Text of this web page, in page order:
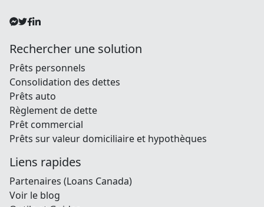
Rechercher une solution
Prêts personnels
Consolidation des dettes
Prêts auto
Règlement de dette
Prêt commercial
Prêts sur valeur domiciliaire et hypothèques
Liens rapides
Partenaires (Loans Canada)
Voir le blog